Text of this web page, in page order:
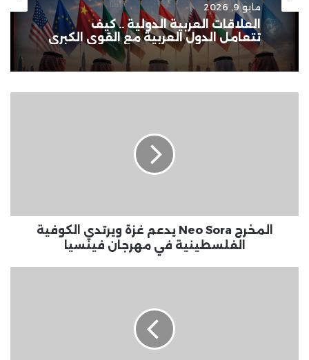
مايو 9, 2026
العلاقات العربية الدولية .. كيف
تتعامل الدول العربية مع القوى الكبرى
في
المخرج Neo Sora يدعم غزة ويرتدي الكوفية
الفلسطينية في مهرجان فينسيا